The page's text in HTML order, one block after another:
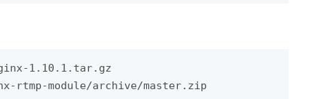
1.10.1.tar.gz
rtmp-module/archive/master.zip